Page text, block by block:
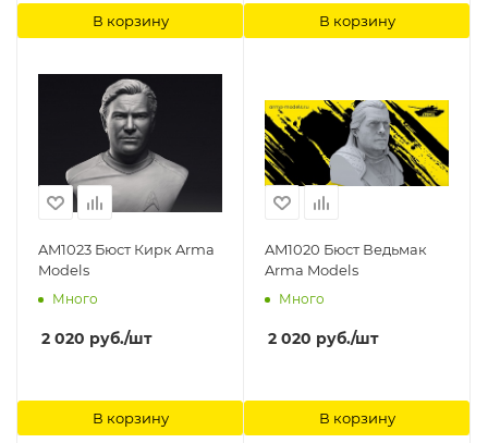
В корзину В корзину
AM1023 Бюст Кирк Arma
Models
Много
2 020 руб./шт
В корзину
AM1020 Бюст Ведьмак
Arma Models
Много
2 020 руб./шт
В корзину